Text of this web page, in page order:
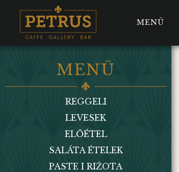
MENÜ
MENÜ
REGGELI
LEVESEK
ELŐÉTEL
SALÁTA ÉTELEK
PASTE I RIŽOTA